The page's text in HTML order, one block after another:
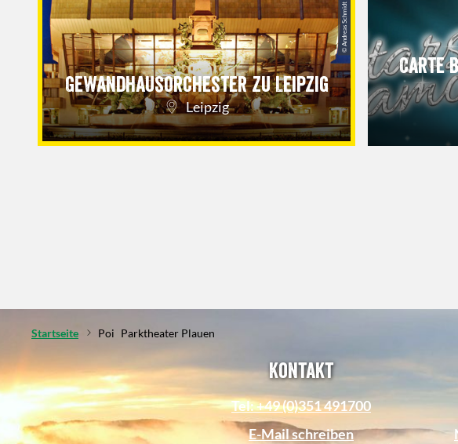
Gewandhausorchester zu Leipzig
Leipzig
© Andreas Schmidt
Carte
Startseite Poi Parktheater Plauen
Kontakt
Tel: +49 (0)351 491700
E-Mail schreiben